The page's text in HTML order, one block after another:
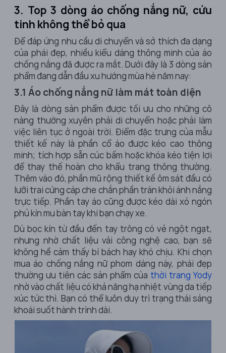
3. Top 3 dòng áo chống nắng nữ, cứu
tinh không thể bỏ qua
Để đáp ứng nhu cầu di chuyển và sở thích đa dạng
của phái đẹp, nhiều kiểu dáng thông minh của áo
chống nắng đã được ra mắt. Dưới đây là 3 dòng sản
phẩm đang dẫn đầu xu hướng mùa hè năm nay:
3.1 Áo chống nắng nữ làm mát toàn diện
Đây là dòng sản phẩm được tối ưu cho những cô
nàng thường xuyên phải di chuyển hoặc phải làm
việc liên tục ở ngoài trời. Điểm đặc trưng của mẫu
thiết kế này là phần cổ áo được kéo cao thông
minh; tích hợp sẵn cúc bấm hoặc khóa kéo tiện lợi
để thay thế hoàn cho khẩu trang thông thường.
Thêm vào đó, phần mũ rộng thiết kế ôm sát đầu có
lưỡi trai cứng cáp che chắn phần trán khỏi ánh nắng
trực tiếp. Phần tay áo cũng được kéo dài xỏ ngón
phủ kín mu bàn tay khi bạn chạy xe.
Dù bọc kín từ đầu đến tay trông có vẻ ngột ngạt,
nhưng nhờ chất liệu vải công nghệ cao, bạn sẽ
không hề cảm thấy bí bách hay khó chịu. Khi chọn
muaáo chống nắng nữphom dáng này, phái đẹp
thường ưu tiên các sản phẩm của thời trang Yody
nhờ vào chất liệu có khả năng hạ nhiệt vùng da tiếp
xúc tức thì. Bạn có thể luôn duy trì trạng thái sảng
khoái suốt hành trình dài.